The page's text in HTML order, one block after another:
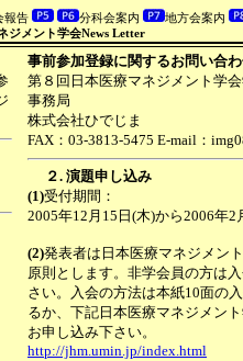
報告 分科会案内 地方会案内
メント学会News
事前参加登録に関するお問い合
第８回日本医療マネジメント学
事務局
株式会社ひでじま
FAX：03-3813-5475 E-mail：
２. 演題申し込み
(1)受付期間：
2005年12月15日(木)から2006年2
(2)発表者は日本医療マネジメン
原則とします。非学会員の方は
さい。入会の方法は本紙10面の
るか、下記日本医療マネジメン
お申し込み下さい。
http://jhm.umin.jp/index.html